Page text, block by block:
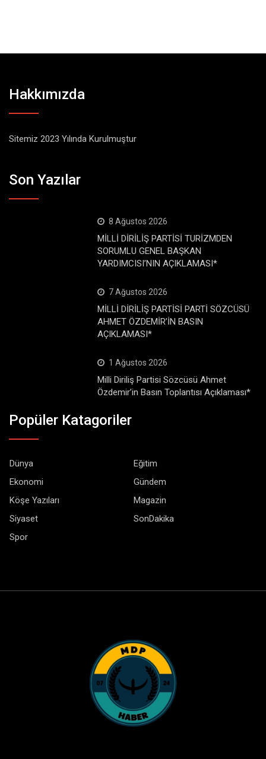
Hakkımızda
Sitemiz 2023 Yılında Kurulmuştur
Son Yazılar
8 Ağustos 2026
MİLLİ DİRİLİŞ PARTİSİ TURİZMDEN
SORUMLU GENEL BAŞKAN
YARDIMCISI’NIN AÇIKLAMASI*
7 Ağustos 2026
MİLLİ DİRİLİŞ PARTİSİ PARTİ SÖZCÜSÜ
AHMET ÖZDEMİR’İN BASIN
AÇIKLAMASI*
1 Ağustos 2026
Milli Diriliş Partisi Sözcüsü Ahmet
Özdemir’in Basın Toplantısı Açıklaması*
Popüler Katagoriler
Dünya
Eğitim
Ekonomi
Gündem
Köşe Yazıları
Magazin
Siyaset
SonDakika
Spor